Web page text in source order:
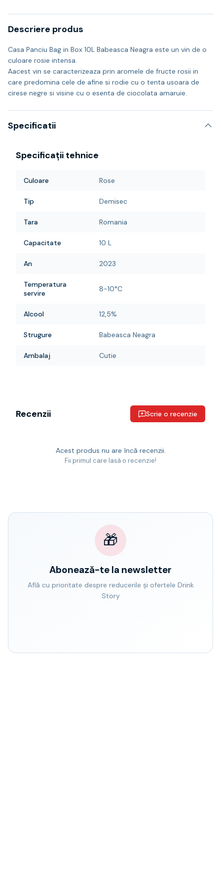
Descriere produs
Casa Panciu Bag in Box 10L Babeasca Neagra este un vin de o
culoare rosie intensa.
Aacest vin se caracterizeaza prin aromele de fructe rosii in
care predomina cele de afine si rodie cu o tenta usoara de
cirese negre si visine cu o esenta de ciocolata amaruie.
Specificatii
Specificații tehnice
Culoare Rose
Tip Demisec
Tara Romania
Capacitate 10 L
An 2023
Temperatura
servire
8-10°C
Alcool 12,5%
Strugure Babeasca Neagra
Ambalaj Cutie
Recenzii Scrie o recenzie
Acest produs nu are încă recenzii.
Fii primul care lasă o recenzie!
🎁
Abonează-te la newsletter
Află cu prioritate despre reducerile și ofertele Drink
Story